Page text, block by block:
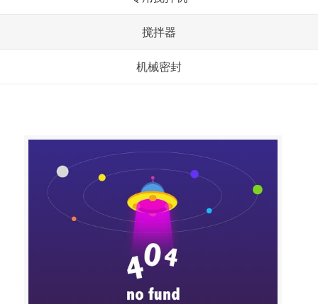
搅拌器
机械密封